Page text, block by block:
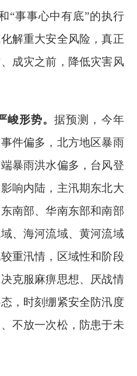
“事事心中有底”的执行
解重大安全风险，真正
成灾之前，降低灾害风
峻形势。据预测，今年
件偏多，北方地区暴雨
暴雨洪水偏多，台风登
响内陆，主汛期东北大
南部、华南东部和南部
、海河流域、黄河流域
重汛情，区域性和阶段
克服麻痹思想、厌战情
，时刻绷紧安全防汛度
不放一次松，防患于未